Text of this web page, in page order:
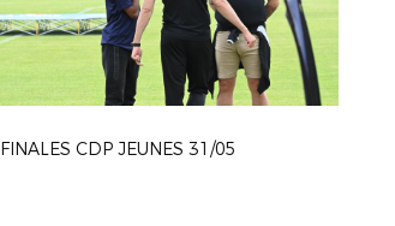
FINALES CDP JEUNES 31/05